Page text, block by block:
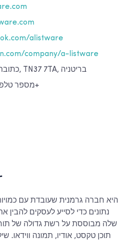
alistware
company/a-listware
כתובת: סנט ליאונרדס-און-סי, TN37 7TA, בריטניה
מספר טלפון: 44 (0)142 439 01 40+
נתונים כדי לסייע לעסקים
שלה מבוססת על רשת גדולה של
תוכן טקסט, אודיו, תמונה ווידאו.